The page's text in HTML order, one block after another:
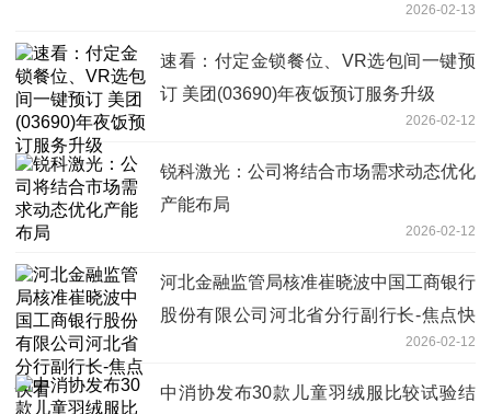
2026-02-13
速看：付定金锁餐位、VR选包间一键预
订 美团(03690)年夜饭预订服务升级
2026-02-12
锐科激光：公司将结合市场需求动态优化
产能布局
2026-02-12
河北金融监管局核准崔晓波中国工商银行
股份有限公司河北省分行副行长-焦点快
2026-02-12
中消协发布30款儿童羽绒服比较试验结